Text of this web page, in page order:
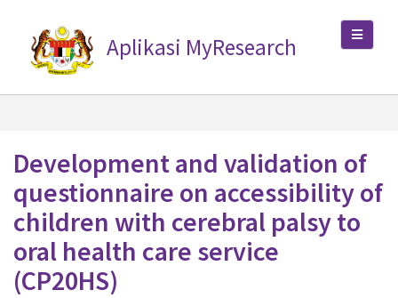
Aplikasi MyResearch
Development and validation of
questionnaire on accessibility of
children with cerebral palsy to
oral health care service
(CP20HS)